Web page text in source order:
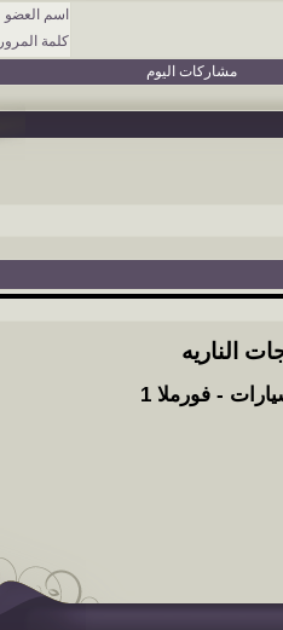
اسم العضو
كلمة المرور
مشاركات اليوم
الناريه
- فورملا 1